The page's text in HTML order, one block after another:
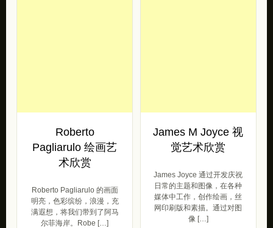
Roberto
Pagliarulo 绘画艺
术欣赏
Roberto Pagliarulo 的画面
明亮，色彩缤纷，浪漫，充
满遐想，将我们带到了阿马
尔菲海岸。Robe […]
James M Joyce 视
觉艺术欣赏
James Joyce 通过开发庆祝
日常的主题和图像，在各种
媒体中工作，创作绘画，丝
网印刷版和素描。通过对图
像 […]